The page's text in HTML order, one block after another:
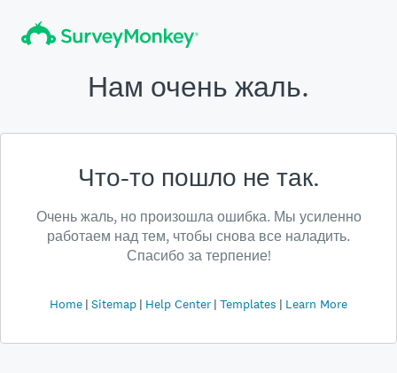
Нам очень жаль.
Что-то пошло не так.
Очень жаль, но произошла ошибка. Мы усиленно
работаем над тем, чтобы снова все наладить.
Спасибо за терпение!
Home Sitemap Help Center Templates Learn More